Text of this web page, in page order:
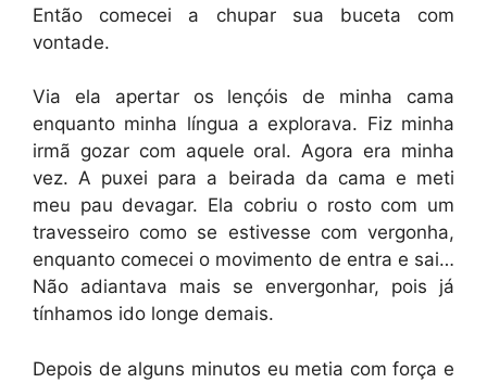
Então comecei a chupar sua buceta com
vontade.
Via ela apertar os lençóis de minha cama
enquanto minha língua a explorava. Fiz minha
irmã gozar com aquele oral. Agora era minha
vez. A puxei para a beirada da cama e meti
meu pau devagar. Ela cobriu o rosto com um
travesseiro como se estivesse com vergonha,
enquanto comecei o movimento de entra e sai…
Não adiantava mais se envergonhar, pois já
tínhamos ido longe demais.
Depois de alguns minutos eu metia com força e